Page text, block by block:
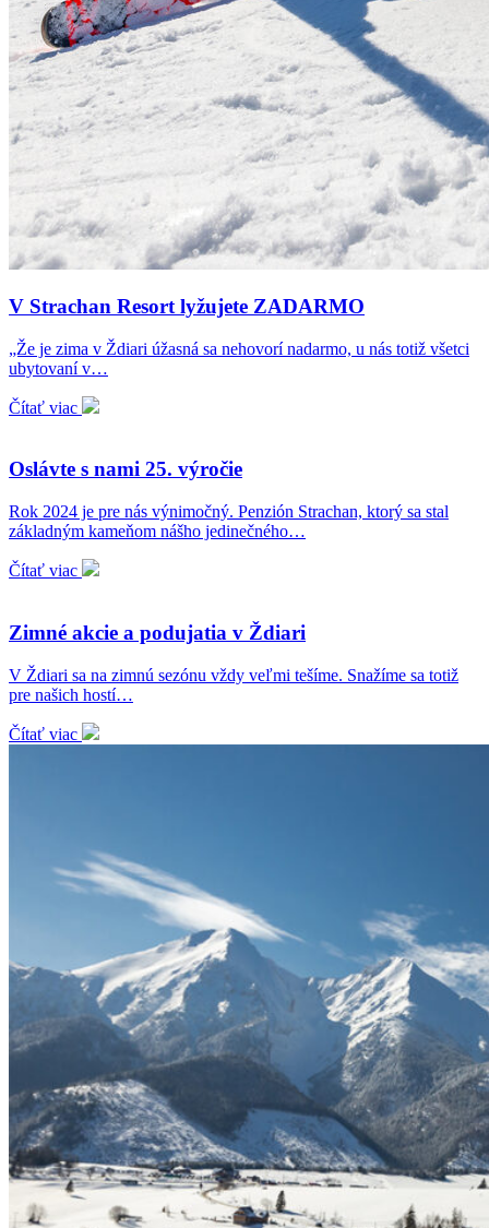
V Strachan Resort lyžujete ZADARMO
„Že je zima v Ždiari úžasná sa nehovorí nadarmo, u nás totiž všetci
ubytovaní v…
Čítať viac
Oslávte s nami 25. výročie
Rok 2024 je pre nás výnimočný. Penzión Strachan, ktorý sa stal
základným kameňom nášho jedinečného…
Čítať viac
Zimné akcie a podujatia v Ždiari
V Ždiari sa na zimnú sezónu vždy veľmi tešíme. Snažíme sa totiž
pre našich hostí…
Čítať viac